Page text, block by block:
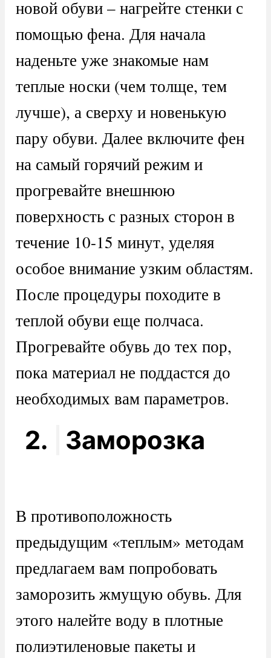
новой обуви – нагрейте стенки с
помощью фена. Для начала
наденьте уже знакомые нам
теплые носки (чем толще, тем
лучше), а сверху и новенькую
пару обуви. Далее включите фен
на самый горячий режим и
прогревайте внешнюю
поверхность с разных сторон в
течение 10-15 минут, уделяя
особое внимание узким областям.
После процедуры походите в
теплой обуви еще полчаса.
Прогревайте обувь до тех пор,
пока материал не поддастся до
необходимых вам параметров.
2. Заморозка
В противоположность
предыдущим «теплым» методам
предлагаем вам попробовать
заморозить жмущую обувь. Для
этого налейте воду в плотные
полиэтиленовые пакеты и